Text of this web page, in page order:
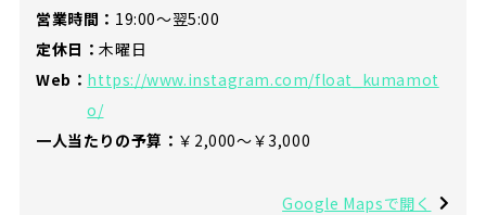
営業時間： 19:00～翌5:00
定休日：木曜日
Web： https://www.instagram.com/float_kumamot
o/
一人当たりの予算： ￥2,000～￥3,000
Google Mapsで開く